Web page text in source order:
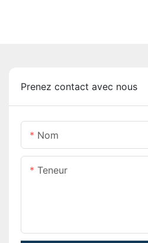
Prenez contact avec nous
Nom
Teneur